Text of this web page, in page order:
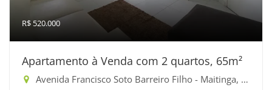
R$ 520.000
Apartamento à Venda com 2 quartos, 65m²
Avenida Francisco Soto Barreiro Filho - Maitinga, Bertioga-SP